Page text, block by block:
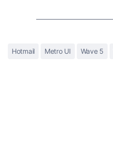
Hotmail Metro UI Wave 5